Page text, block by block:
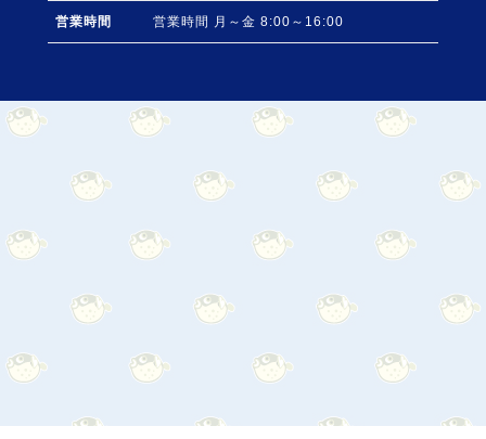
営業時間 営業時間 月～金 8:00～16:00